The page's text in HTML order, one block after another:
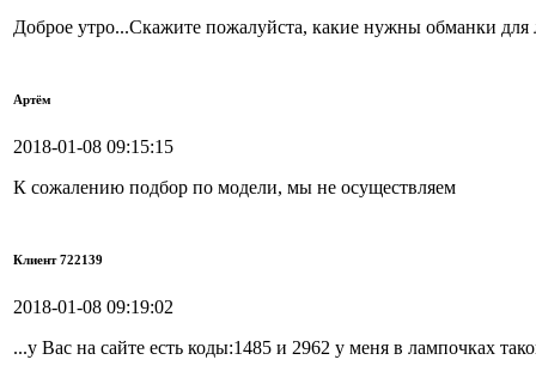
Доброе утро...Скажите пожалуйста, какие нужны обманки
Артём
2018-01-08 09:15:15
К сожалению подбор по модели, мы не осуществляем
Клиент 722139
2018-01-08 09:19:02
...у Вас на сайте есть коды:1485 и 2962 у меня в лампочках